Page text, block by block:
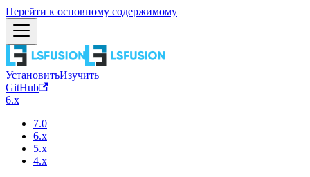
Перейти к основному содержимому
УстановитьИзучить
GitHub
6.x
7.0
6.x
5.x
4.x